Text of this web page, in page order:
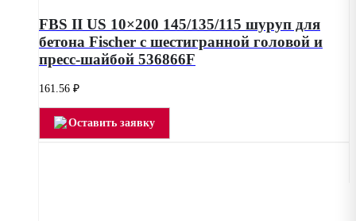
FBS II US 10×200 145/135/115 шуруп для
бетона Fischer с шестигранной головой и
пресс-шайбой 536866F
161.56 ₽
Оставить заявку